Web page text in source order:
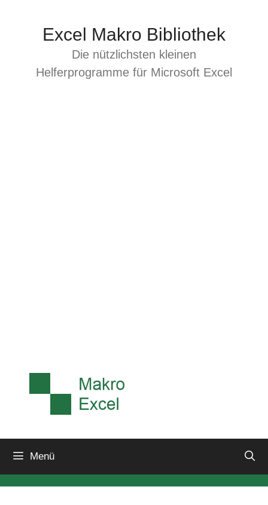
Excel Makro Bibliothek
Die nützlichsten kleinen
Helferprogramme für Microsoft Excel
Menü